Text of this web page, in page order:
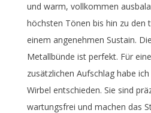
und warm, vollkommen
höchsten Tönen bis hin zu den
einem angenehmen Sustain.
Metallbünde ist perfekt. Für
zusätzlichen Aufschlag habe
Wirbel entschieden. Sie sind
wartungsfrei und machen das